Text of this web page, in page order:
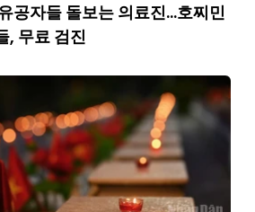
공자들 돌보는 의료진...호찌민
, 무료 검진